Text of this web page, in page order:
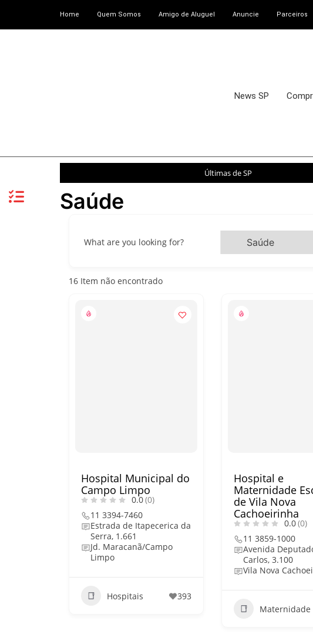
Home Quem Somos Amigo de Aluguel Anuncie Parceiros
News SP
Últimas de SP
Saúde
What are you looking for?
16 Item não encontrado
Hospital Municipal do
Campo Limpo
0.0(0)
11 3394-7460
Estrada de Itapecerica da
Serra, 1.661
Jd. Maracanã/Campo
Limpo
Hospitais 393
Hospital e
Maternidade
de Vila Nova
Cachoeirinha
0.0(0)
11 3859-1000
Avenida
Carlos, 3.100
Vila Nova
Maternidade